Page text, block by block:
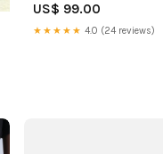
US$ 99.00
★★★★★ 4.0 (24 reviews)